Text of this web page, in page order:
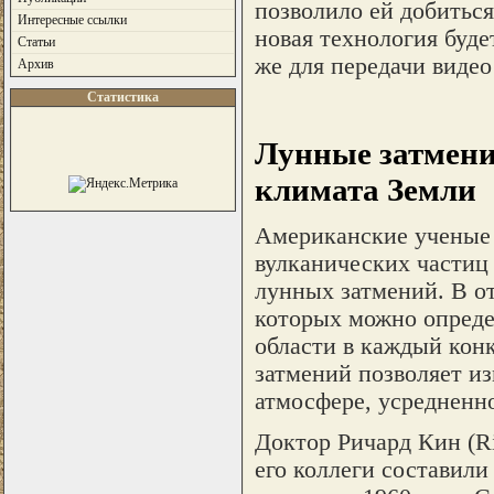
Интересные ссылки
Статьи
Архив
Статистика
позволило ей
новая технология
же для передачи
Лунные
климата Земли
Американские ученые
вулканических
лунных затмений. В
которых можно
области в каждый
затмений позволяет
атмосфере,
Доктор Ричард Кин
его коллеги